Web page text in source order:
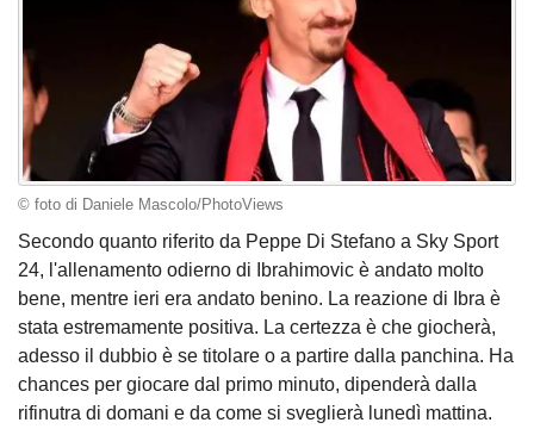
© foto di Daniele Mascolo/PhotoViews
Secondo quanto riferito da Peppe Di Stefano a Sky Sport
24, l'allenamento odierno di Ibrahimovic è andato molto
bene, mentre ieri era andato benino. La reazione di Ibra è
stata estremamente positiva. La certezza è che giocherà,
adesso il dubbio è se titolare o a partire dalla panchina. Ha
chances per giocare dal primo minuto, dipenderà dalla
rifinutra di domani e da come si sveglierà lunedì mattina.